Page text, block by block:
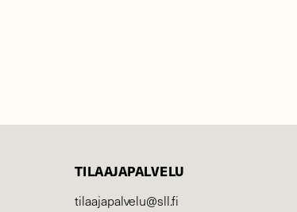
TILAAJAPALVELU
tilaajapalvelu@sll.fi